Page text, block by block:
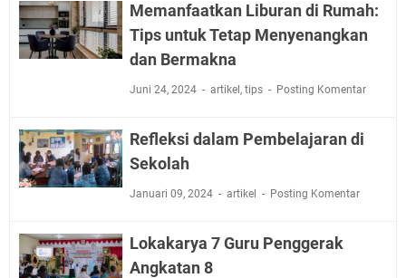
Memanfaatkan Liburan di Rumah:
Tips untuk Tetap Menyenangkan
dan Bermakna
Juni 24, 2024 artikel , tips Posting Komentar
Refleksi dalam Pembelajaran di
Sekolah
Januari 09, 2024 artikel Posting Komentar
Lokakarya 7 Guru Penggerak
Angkatan 8